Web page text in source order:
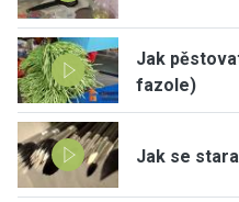
Jak
fazole)
Jak se